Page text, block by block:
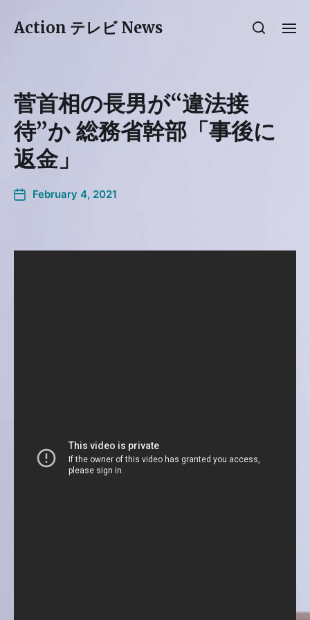
Action テレビ News
菅首相の長男が“違法接
待”か 総務省幹部「事後に
返金」
February 4, 2021